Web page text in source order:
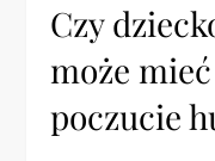
Czy
może
poczucie